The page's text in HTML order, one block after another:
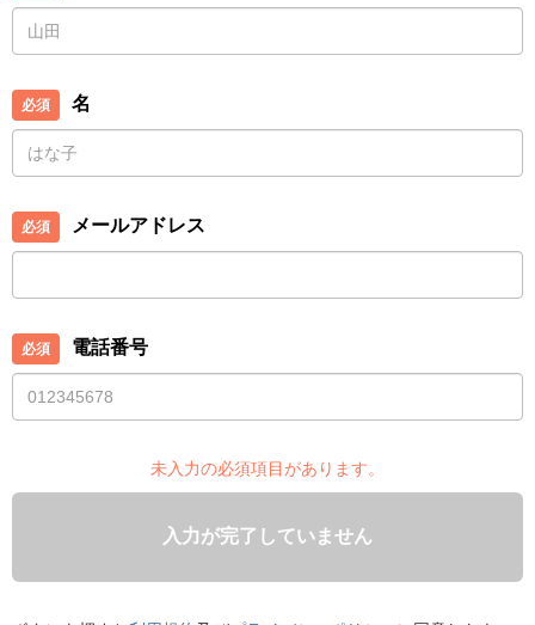
名
メールアドレス
電話番号
未入力の必須項目があります。